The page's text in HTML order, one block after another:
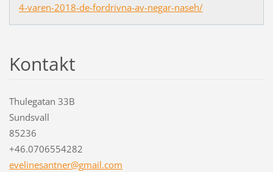
4-varen-2018-de-fordrivna-av-negar-naseh/
Kontakt
Thulegatan 33B
Sundsvall
85236
+46.0706554282
evelinesantner@gmail.com